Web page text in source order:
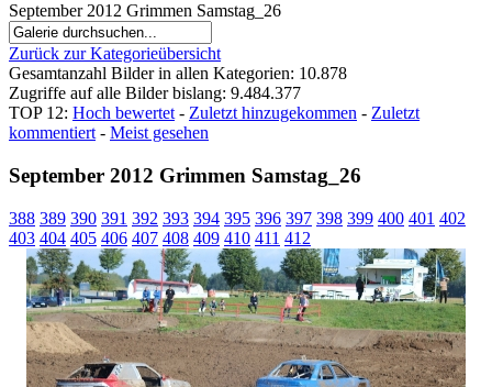
September 2012 Grimmen Samstag_26
Zurück zur Kategorieübersicht
Gesamtanzahl Bilder in allen Kategorien: 10.878
Zugriffe auf alle Bilder bislang: 9.484.377
TOP 12: Hoch bewertet- Zuletzt hinzugekommen - Zuletzt
kommentiert- Meist gesehen
September 2012 Grimmen Samstag_26
388 389 390 391 392 393 394 395 396 397 398 399 400 401 402
403 404 405 406 407 408 409 410 411 412